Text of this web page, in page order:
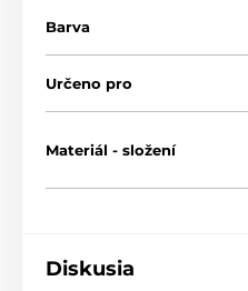
Barva
Určeno pro
Materiál - složení
Diskusia